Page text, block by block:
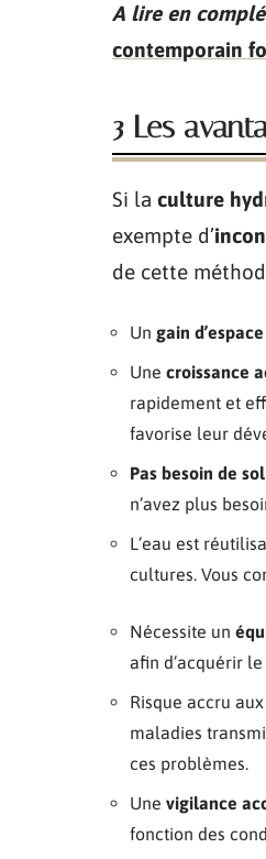
A lire en
contemporain
3 Les
Si la culture
exempte d’
de cette
Un gain d’espace
Une croissance
rapidement et
favorise leur
Pas besoin de sol
n’avez plus
L’eau est
cultures. Vous
Nécessite un
afin d’acquérir
Risque accru
maladies
ces problèmes.
Une vigilance
fonction des